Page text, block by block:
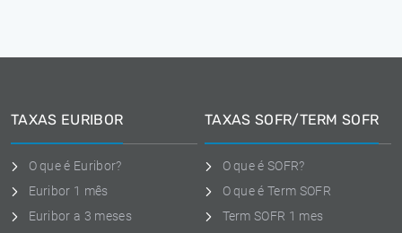
TAXAS EURIBOR
O que é Euribor?
Euribor 1 mês
Euribor a 3 meses
TAXAS SOFR/TERM SOFR
O que é SOFR?
O que é Term SOFR
Term SOFR 1 mes